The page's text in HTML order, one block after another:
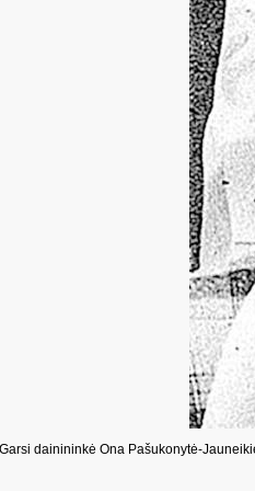
Garsi dainininkė Ona Pašukonytė-